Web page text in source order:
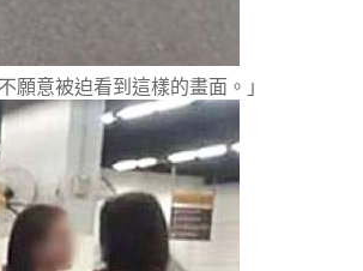
意被迫看到這樣的畫面。」